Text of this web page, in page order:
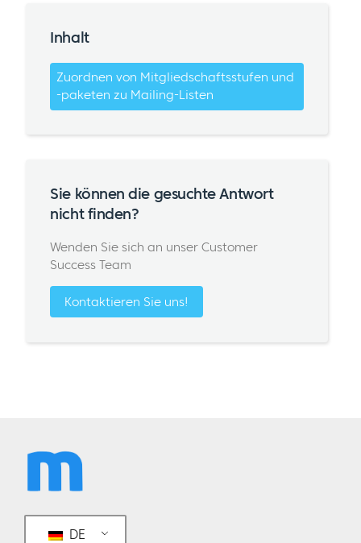
Inhalt
Zuordnen von Mitgliedschaftsstufen und
-paketen zu Mailing-Listen
Sie können die gesuchte Antwort
nicht finden?
Wenden Sie sich an unser Customer
Success Team
Kontaktieren Sie uns!
DE